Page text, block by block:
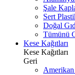
Şale
Sert
Doğal
Tümünü
Kese Kağıtları
Kese Kağıtları
Geri